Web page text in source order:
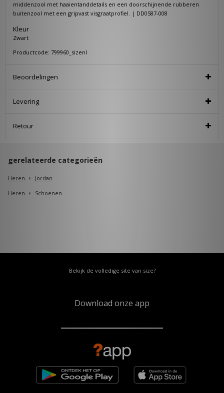
middenzool met haaientanddetails en een doorschijnende rubberen
buitenzool met een gripvast visgraatprofiel. | DD0587-008
Kleur
Zwart
Productcode: 799960_sizenl
Beoordelingen
Levering
Retour
gerelateerde categorieën
Heren
Jordan
Heren
Schoenen
Bekijk de volledige site van size?
Download onze app